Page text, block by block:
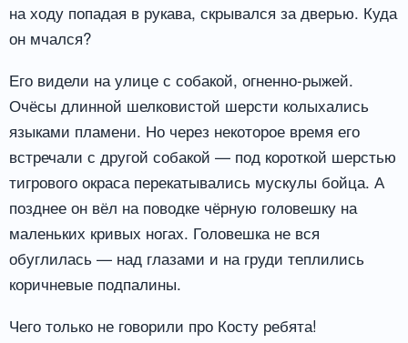
на ходу попадая в рукава, скрывался за дверью. Куда
он мчался?
Его видели на улице с собакой, огненно-рыжей.
Очёсы длинной шелковистой шерсти колыхались
языками пламени. Но через некоторое время его
встречали с другой собакой — под короткой шерстью
тигрового окраса перекатывались мускулы бойца. А
позднее он вёл на поводке чёрную головешку на
маленьких кривых ногах. Головешка не вся
обуглилась — над глазами и на груди теплились
коричневые подпалины.
Чего только не говорили про Косту ребята!